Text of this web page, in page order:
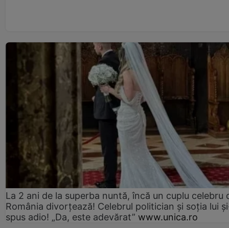
La 2 ani de la superba nuntă, încă un cuplu celebru
România divorțează! Celebrul politician și soția lui
spus adio! „Da, este adevărat” www.unica.ro